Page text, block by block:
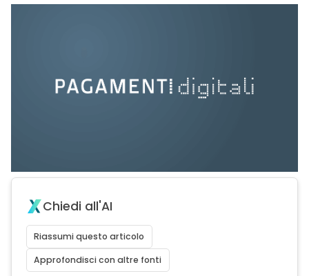
Chiedi all'AI
Riassumi questo articolo
Approfondisci con altre fonti